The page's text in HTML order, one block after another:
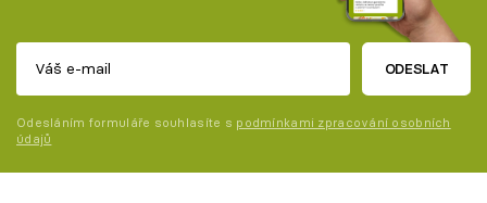
ODESLAT
Odesláním formuláře souhlasíte s podmínkami zpracování osobních
údajů